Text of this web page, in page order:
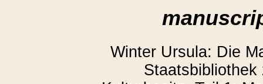
Winter Ursula: Die